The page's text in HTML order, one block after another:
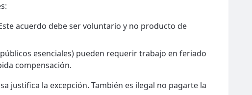
acuerdo debe ser voluntario y no producto de
esenciales) pueden requerir trabajo en feriado
compensación.
justifica la excepción. También es ilegal no pagarte la